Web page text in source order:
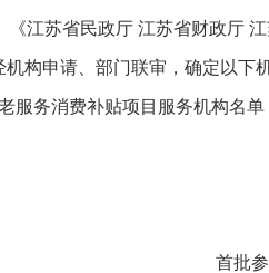
《江苏省民政厅 江苏省财政厅
机构申请、部门联审，确定以
服务消费补贴项目服务机构名单
首批